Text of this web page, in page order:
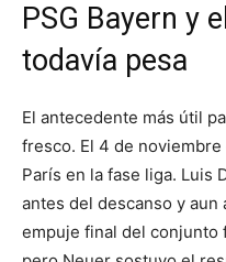
PSG Bayern y
todavía pesa
El antecedente más útil
fresco. El 4 de
París en la fase liga. Luis
antes del descanso y
empuje final del conjunto